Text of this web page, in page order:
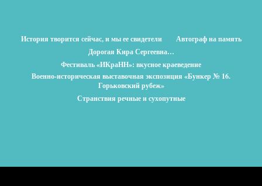
История творится сейчас, и мы ее свидетели
Автограф на память
Дорогая Кира Сергеевна…
Фестиваль «ИКраНН»: вкусное краеведение
Военно-историческая выставочная экспозиция «Бункер № 16.
Горьковский рубеж»
Странствия речные и сухопутные